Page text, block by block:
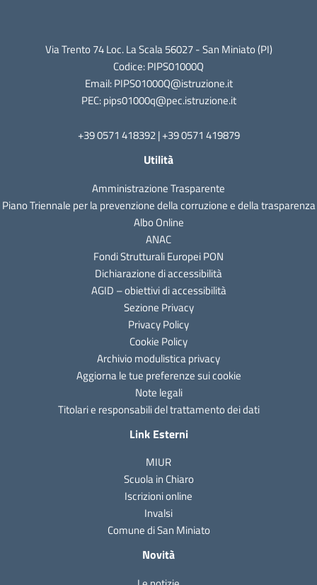
Via Trento 74 Loc. La Scala 56027 - San Miniato (PI)
Codice: PIPS01000Q
Email: PIPS01000Q@istruzione.it
PEC: pips01000q@pec.istruzione.it
+39 0571 418392 | +39 0571 419879
Utilità
Amministrazione Trasparente
Piano Triennale per la prevenzione della corruzione e della trasparenza
Albo Online
ANAC
Fondi Strutturali Europei PON
Dichiarazione di accessibilità
AGID – obiettivi di accessibilità
Sezione Privacy
Privacy Policy
Cookie Policy
Archivio modulistica privacy
Aggiorna le tue preferenze sui cookie
Note legali
Titolari e responsabili del trattamento dei dati
Link Esterni
MIUR
Scuola in Chiaro
Iscrizioni online
Invalsi
Comune di San Miniato
Novità